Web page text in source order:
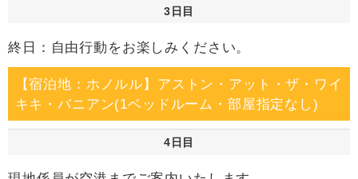
3日目
終日：自由行動をお楽しみください。
【宿泊地：ホノルル】アストン・アット・ザ・ワイ
キキ・バニアン(1ベッドルーム・部屋指定なし)
4日目